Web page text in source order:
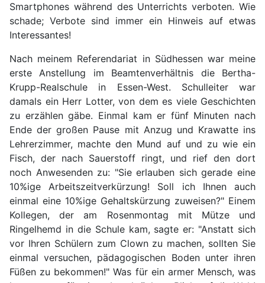
Smartphones während des Unterrichts verboten. Wie
schade; Verbote sind immer ein Hinweis auf etwas
Interessantes!
Nach meinem Referendariat in Südhessen war meine
erste Anstellung im Beamtenverhältnis die Bertha-
Krupp-Realschule in Essen-West. Schulleiter war
damals ein Herr Lotter, von dem es viele Geschichten
zu erzählen gäbe. Einmal kam er fünf Minuten nach
Ende der großen Pause mit Anzug und Krawatte ins
Lehrerzimmer, machte den Mund auf und zu wie ein
Fisch, der nach Sauerstoff ringt, und rief den dort
noch Anwesenden zu: "Sie erlauben sich gerade eine
10%ige Arbeitszeitverkürzung! Soll ich Ihnen auch
einmal eine 10%ige Gehaltskürzung zuweisen?" Einem
Kollegen, der am Rosenmontag mit Mütze und
Ringelhemd in die Schule kam, sagte er: "Anstatt sich
vor Ihren Schülern zum Clown zu machen, sollten Sie
einmal versuchen, pädagogischen Boden unter ihren
Füßen zu bekommen!" Was für ein armer Mensch, was